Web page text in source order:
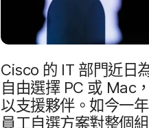
Cisco 的 IT 部​門近日​
自由​選擇PC 或 Mac
以​支援​夥伴。​如​今​一​
員工​自選​方案​對​整​個​